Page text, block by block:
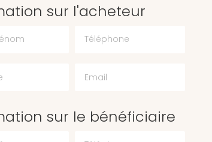
sur l'acheteur
sur le bénéficiaire